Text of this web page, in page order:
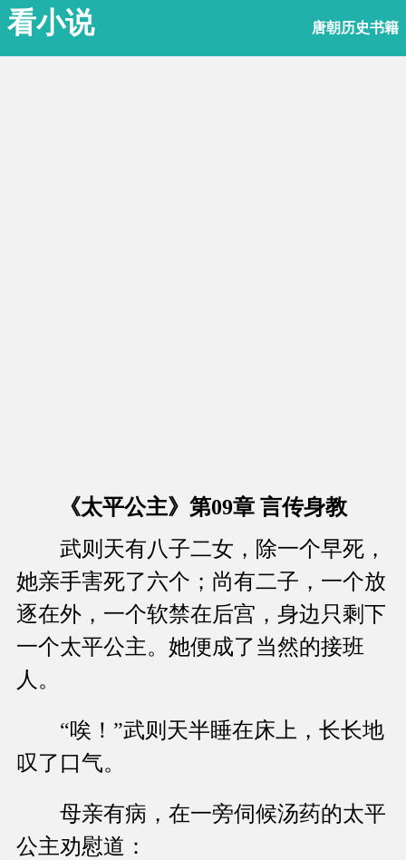
看小说 唐朝历史书籍
《太平公主》第09章 言传身教
武则天有八子二女，除一个早死，
她亲手害死了六个；尚有二子，一个放
逐在外，一个软禁在后宫，身边只剩下
一个太平公主。她便成了当然的接班
人。
“唉！”武则天半睡在床上，长长地
叹了口气。
母亲有病，在一旁伺候汤药的太平
公主劝慰道：